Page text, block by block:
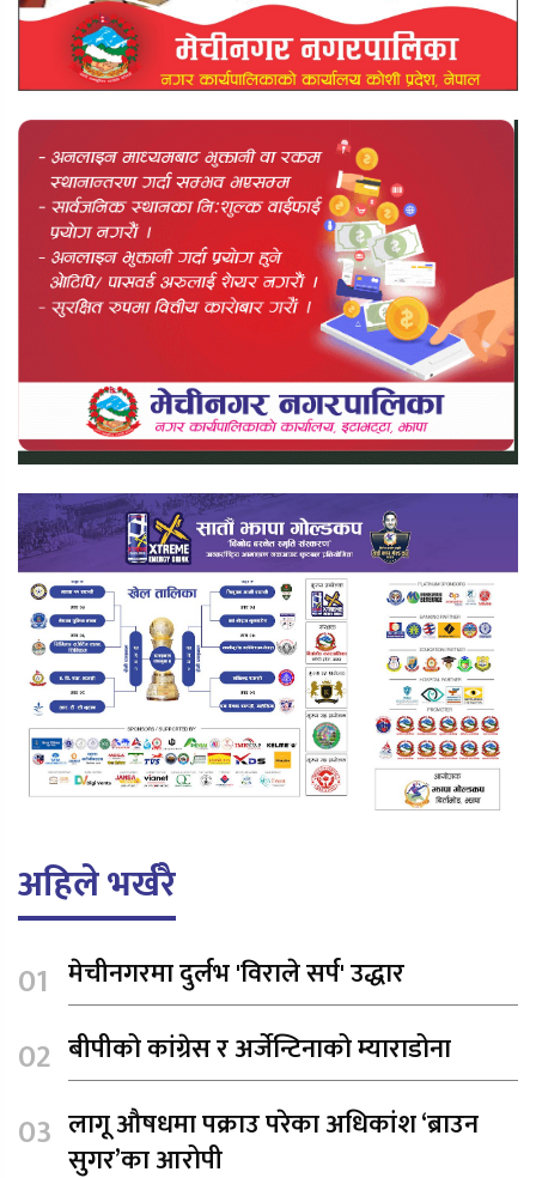
अहिले भर्खरै
मेचीनगरमा दुर्लभ 'विराले सर्प' उद्धार
बीपीको कांग्रेस र अर्जेन्टिनाको म्याराडोना
लागू औषधमा पक्राउ परेका अधिकांश ‘ब्राउन
सुगर’का आरोपी